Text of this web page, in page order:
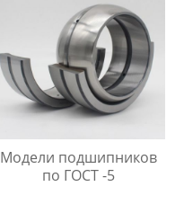
Модели подшипников
по ГОСТ -5